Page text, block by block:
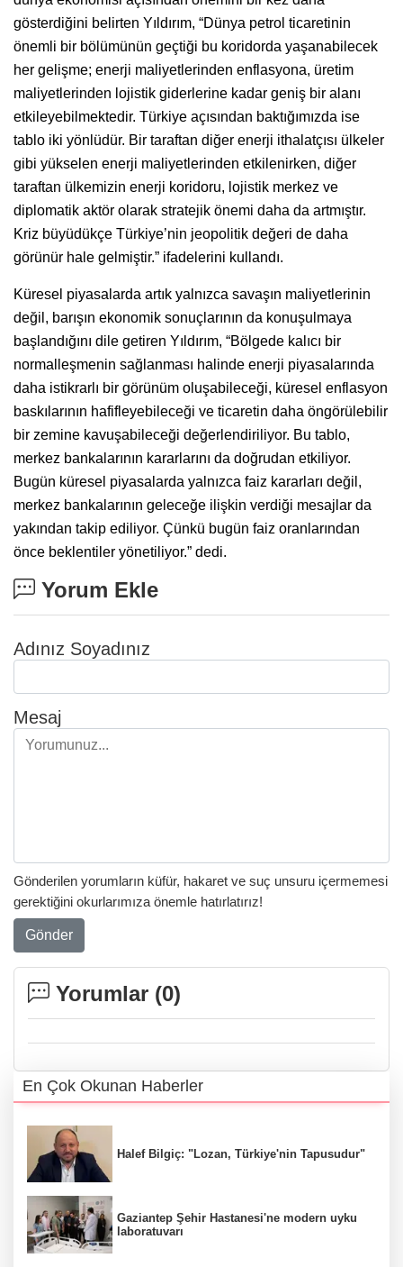
gösterdiğini belirten Yıldırım, “Dünya petrol ticaretinin
önemli bir bölümünün geçtiği bu koridorda yaşanabilecek
her gelişme; enerji maliyetlerinden enflasyona, üretim
maliyetlerinden lojistik giderlerine kadar geniş bir alanı
etkileyebilmektedir. Türkiye açısından baktığımızda ise
tablo iki yönlüdür. Bir taraftan diğer enerji ithalatçısı ülkeler
gibi yükselen enerji maliyetlerinden etkilenirken, diğer
taraftan ülkemizin enerji koridoru, lojistik merkez ve
diplomatik aktör olarak stratejik önemi daha da artmıştır.
Kriz büyüdükçe Türkiye’nin jeopolitik değeri de daha
görünür hale gelmiştir.” ifadelerini kullandı.
Küresel piyasalarda artık yalnızca savaşın maliyetlerinin
değil, barışın ekonomik sonuçlarının da konuşulmaya
başlandığını dile getiren Yıldırım, “Bölgede kalıcı bir
normalleşmenin sağlanması halinde enerji piyasalarında
daha istikrarlı bir görünüm oluşabileceği, küresel enflasyon
baskılarının hafifleyebileceği ve ticaretin daha öngörülebilir
bir zemine kavuşabileceği değerlendiriliyor. Bu tablo,
merkez bankalarının kararlarını da doğrudan etkiliyor.
Bugün küresel piyasalarda yalnızca faiz kararları değil,
merkez bankalarının geleceğe ilişkin verdiği mesajlar da
yakından takip ediliyor. Çünkü bugün faiz oranlarından
önce beklentiler yönetiliyor.” dedi.
Yorum Ekle
Adınız Soyadınız
Mesaj
Gönderilen yorumların küfür, hakaret ve suç unsuru içermemesi
gerektiğini okurlarımıza önemle hatırlatırız!
Gönder
Yorumlar (0)
En Çok Okunan Haberler
Halef Bilgiç: "Lozan, Türkiye'nin Tapusudur"
Gaziantep Şehir Hastanesi'ne modern uyku
laboratuvarı